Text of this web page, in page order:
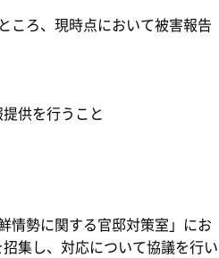
ころ、現時点において被害報告
供を行うこと
情勢に関する官邸対策室」にお
集し、対応について協議を行い